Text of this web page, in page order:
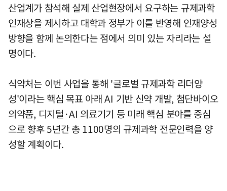
산업계가 참석해 실제 산업현장에서 요구하는 규제과학
인재상을 제시하고 대학과 정부가 이를 반영해 인재양성
방향을 함께 논의한다는 점에서 의미 있는 자리라는 설
명이다.
식약처는 이번 사업을 통해 '글로벌 규제과학 리더양
성'이라는 핵심 목표 아래 AI 기반 신약 개발, 첨단바이오
의약품, 디지털·AI 의료기기 등 미래 핵심 분야를 중심
으로 향후 5년간 총 1100명의 규제과학 전문인력을 양
성할 계획이다.